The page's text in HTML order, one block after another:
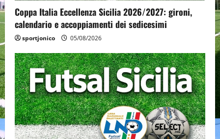
Coppa Italia Eccellenza Sicilia 2026/2027: gironi,
calendario e accoppiamenti dei sedicesimi
sportjonico 05/08/2026